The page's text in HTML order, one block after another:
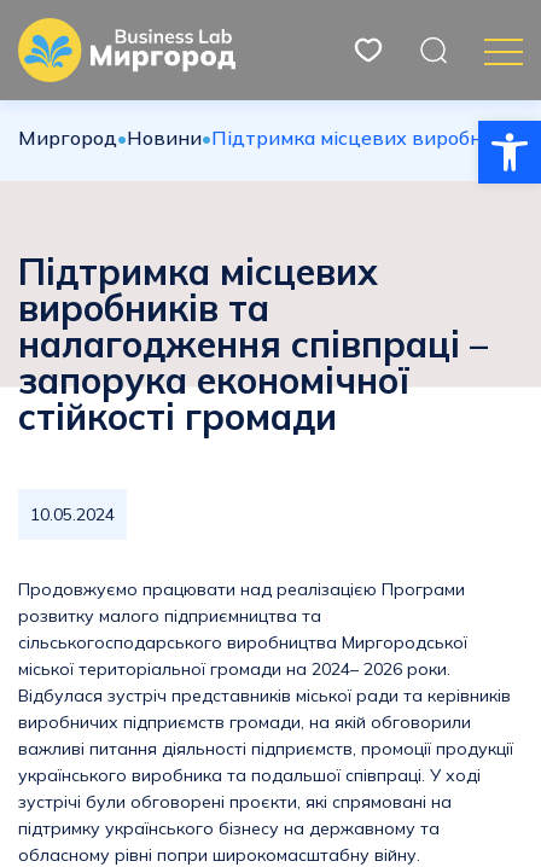
Миргород•Новини•Підтримка місцевих виробників
Підтримка місцевих
виробників та
налагодження співпраці –
запорука економічної
стійкості громади
10.05.2024
Продовжуємо працювати над реалізацією Програми
розвитку малого підприємництва та
сільськогосподарського виробництва Миргородської
міської територіальної громади на 2024– 2026 роки.
Відбулася зустріч представників міської ради та керівників
виробничих підприємств громади, на якій обговорили
важливі питання діяльності підприємств, промоції продукції
українського виробника та подальшої співпраці. У ході
зустрічі були обговорені проєкти, які спрямовані на
підтримку українського бізнесу на державному та
обласному рівні попри широкомасштабну війну.